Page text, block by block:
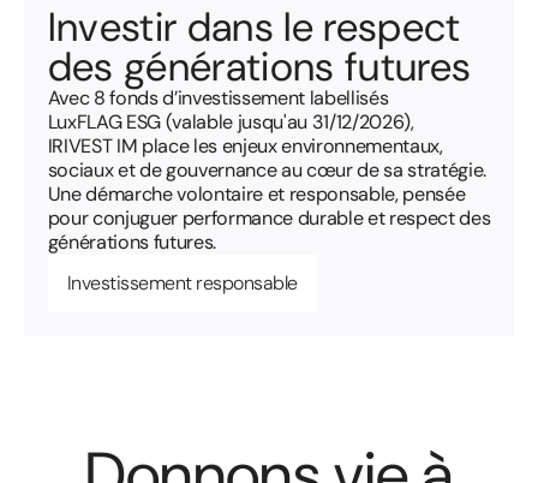
Investir dans le respect
des générations futures
Avec 8 fonds d’investissement labellisés
LuxFLAG ESG (valable jusqu'au 31/12/2026),
IRIVEST IM place les enjeux environnementaux,
sociaux et de gouvernance au cœur de sa stratégie.
Une démarche volontaire et responsable, pensée
pour conjuguer performance durable et respect des
générations futures.
Investissement responsable